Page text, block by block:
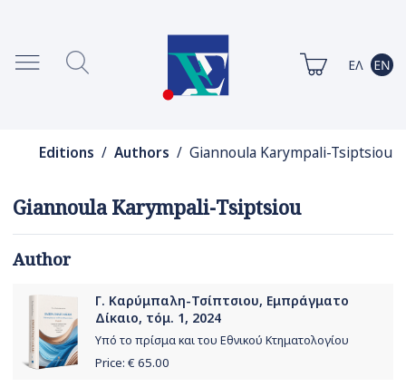
Editions / Authors / Giannoula Karympali-Tsiptsiou
Giannoula Karympali-Tsiptsiou
Author
Γ. Καρύμπαλη-Τσίπτσιου, Εμπράγματο
Δίκαιο, τόμ. 1, 2024
Υπό το πρίσμα και του Εθνικού Κτηματολογίου
Price: € 65.00